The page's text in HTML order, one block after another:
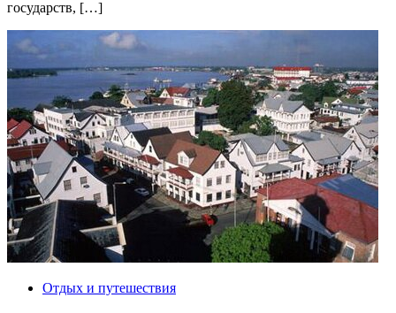
государств, […]
Отдых и путешествия